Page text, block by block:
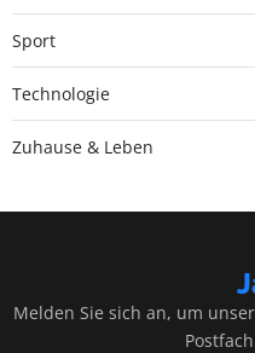
Sport
Technologie
Zuhause & Leben
Melden Sie sich an, um